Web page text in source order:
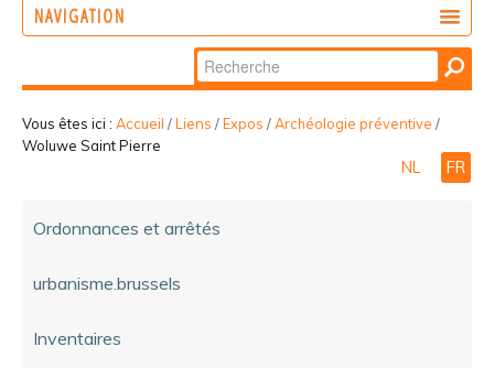
NAVIGATION
PARTICIPER
Chercher par
Recherche
avancée…
Vous êtes ici : Accueil /Liens /Expos /Archéologie préventive /
Woluwe Saint Pierre
NL FR
Ordonnances et arrêtés
urbanisme.brussels
Inventaires